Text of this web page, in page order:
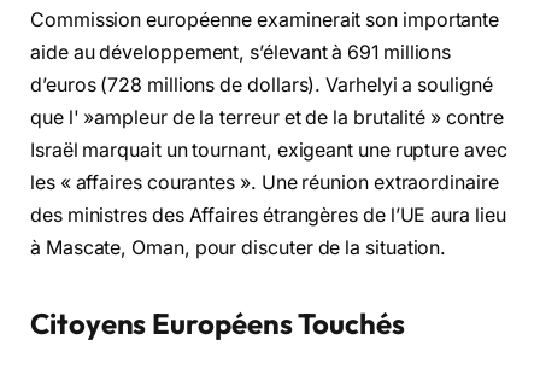
Commission européenne examinerait son importante
aide au développement, s’élevant à 691 millions
d’euros (728 millions de dollars). Varhelyi a souligné
que l' »ampleur de la terreur et de la brutalité » contre
Israël marquait un tournant, exigeant une rupture avec
les « affaires courantes ». Une réunion extraordinaire
des ministres des Affaires étrangères de l’UE aura lieu
à Mascate, Oman, pour discuter de la situation.
Citoyens Européens Touchés